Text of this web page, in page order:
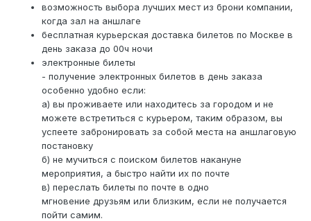
возможность выбора лучших мест из брони компании,
когда зал на аншлаге
бесплатная курьерская доставка билетов по Москве в
день заказа до 00ч ночи
электронные билеты
- получение электронных билетов в день заказа
особенно удобно если:
а) вы проживаете или находитесь за городом и не
можете встретиться с курьером, таким образом, вы
успеете забронировать за собой места на аншлаговую
постановку
б) не мучиться с поиском билетов накануне
мероприятия, а быстро найти их по почте
в) переслать билеты по почте в одно
мгновение друзьям или близким, если не получается
пойти самим.